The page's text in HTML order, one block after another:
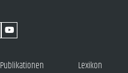
Publikationen Lexikon